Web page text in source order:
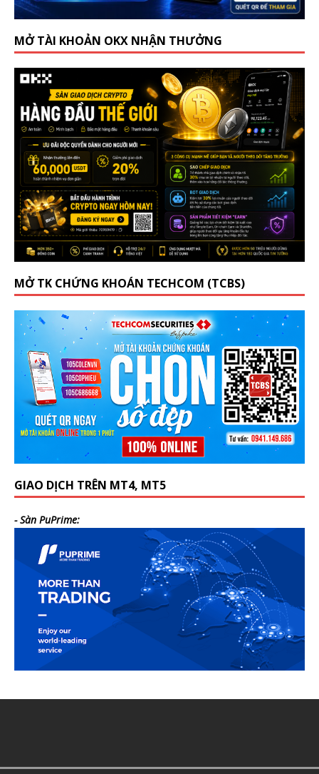
MỞ TÀI KHOẢN OKX NHẬN THƯỞNG
MỞ TK CHỨNG KHOÁN TECHCOM (TCBS)
GIAO DỊCH TRÊN MT4, MT5
- Sàn PuPrime: